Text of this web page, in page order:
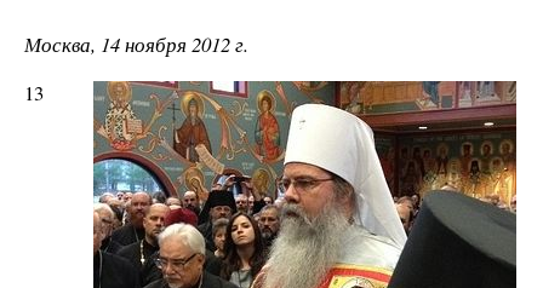
Москва, 14 ноября 2012 г.
13